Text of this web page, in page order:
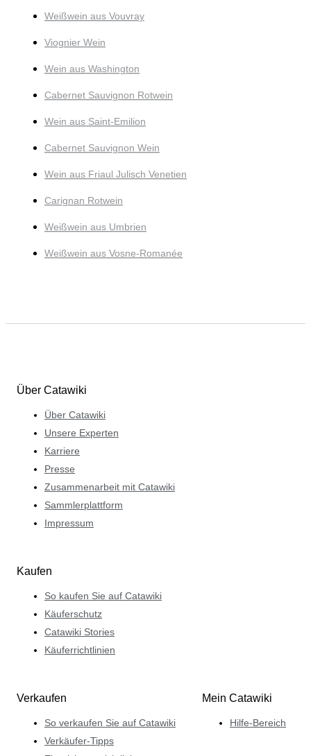
Weißwein aus Vouvray
Viognier Wein
Wein aus Washington
Cabernet Sauvignon Rotwein
Wein aus Saint-Emilion
Cabernet Sauvignon Wein
Wein aus Friaul Julisch Venetien
Carignan Rotwein
Weißwein aus Umbrien
Weißwein aus Vosne-Romanée
Über Catawiki
Über Catawiki
Unsere Experten
Karriere
Presse
Zusammenarbeit mit Catawiki
Sammlerplattform
Impressum
Kaufen
So kaufen Sie auf Catawiki
Käuferschutz
Catawiki Stories
Käuferrichtlinien
Verkaufen
So verkaufen Sie auf Catawiki
Verkäufer-Tipps
Mein Catawiki
Hilfe-Bereich